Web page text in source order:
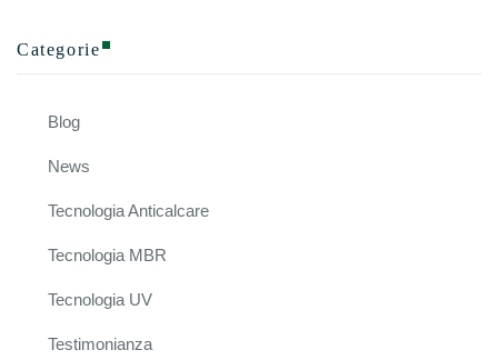
Categorie
Blog
News
Tecnologia Anticalcare
Tecnologia MBR
Tecnologia UV
Testimonianza